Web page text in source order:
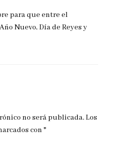
para que entre el
Nuevo, Día de Reyes y
no será publicada.Los
con *